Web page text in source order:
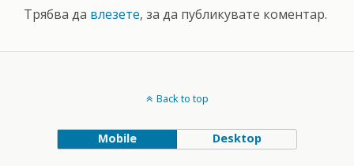
Трябва да влезете, за да публикувате коментар.
Back to top
Mobile Desktop